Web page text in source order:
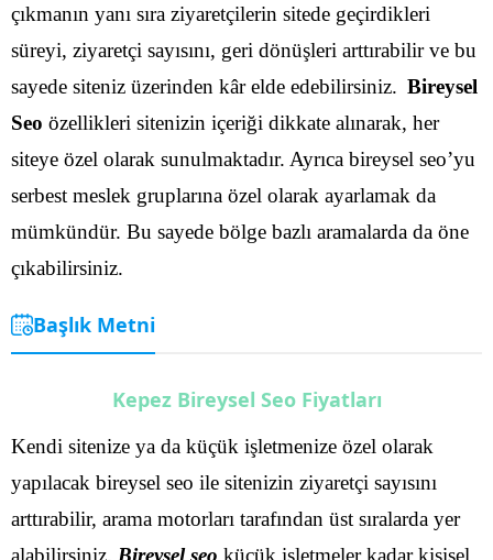
çıkmanın yanı sıra ziyaretçilerin sitede geçirdikleri
süreyi, ziyaretçi sayısını, geri dönüşleri arttırabilir ve bu
sayede siteniz üzerinden kâr elde edebilirsiniz. Bireysel
Seo özellikleri sitenizin içeriği dikkate alınarak, her
siteye özel olarak sunulmaktadır. Ayrıca bireysel seo’yu
serbest meslek gruplarına özel olarak ayarlamak da
mümkündür. Bu sayede bölge bazlı aramalarda da öne
çıkabilirsiniz.
Başlık Metni
Kepez Bireysel Seo Fiyatları
Kendi sitenize ya da küçük işletmenize özel olarak
yapılacak bireysel seo ile sitenizin ziyaretçi sayısını
arttırabilir, arama motorları tarafından üst sıralarda yer
alabilirsiniz. Bireysel seo küçük işletmeler kadar kişisel